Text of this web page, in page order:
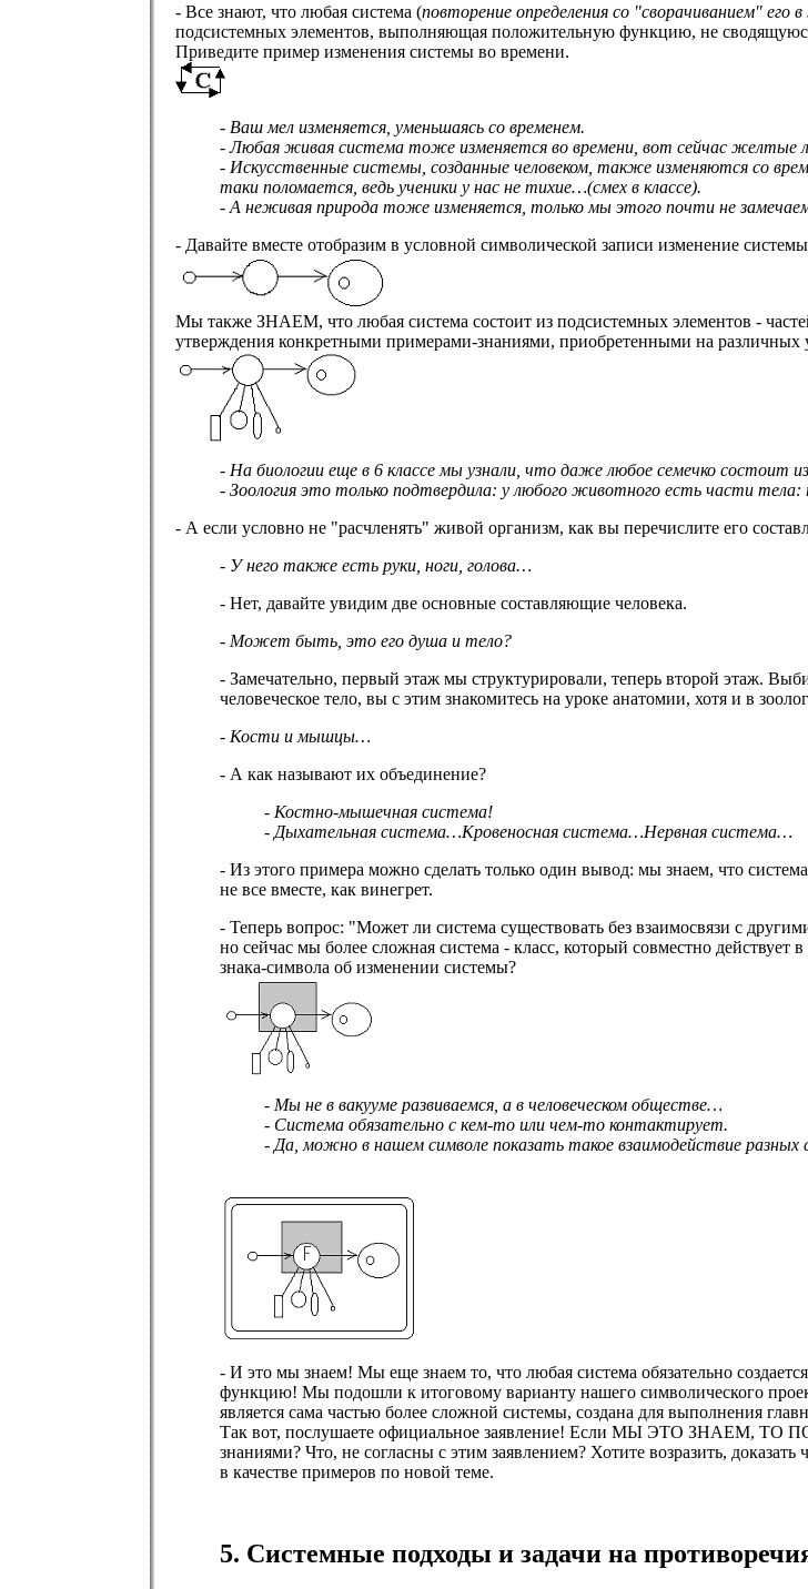
- Все знают, что любая система (повторение определения со "сворачиванием" его в
подсистемных элементов, выполняющая положительную функцию, не
Приведите пример изменения системы во времени.
- Ваш мел изменяется, уменьшаясь со временем.
- Любая живая система тоже изменяется во времени, вот сейчас желтые
- Искусственные системы, созданные человеком, также изменяются со
таки поломается, ведь ученики у нас не тихие…(смех в классе).
- А неживая природа тоже изменяется, только мы этого почти не
- Давайте вместе отобразим в условной символической записи изменение
Мы также ЗНАЕМ, что любая система состоит из подсистемных элементов -
утверждения конкретными примерами-знаниями, приобретенными на различных
- На биологии еще в 6 классе мы узнали, что даже любое семечко состоит
- Зоология это только подтвердила: у любого животного есть части
- А если условно не "расчленять" живой организм, как вы перечислите его
- У него также есть руки, ноги, голова…
- Нет, давайте увидим две основные составляющие человека.
- Может быть, это его душа и тело?
- Замечательно, первый этаж мы структурировали, теперь второй этаж.
человеческое тело, вы с этим знакомитесь на уроке анатомии, хотя и в
- Кости и мышцы…
- А как называют их объединение?
- Костно-мышечная система!
- Дыхательная система…Кровеносная система…Нервная система…
- Из этого примера можно сделать только один вывод: мы знаем, что
не все вместе, как винегрет.
- Теперь вопрос: "Может ли система существовать без взаимосвязи с
но сейчас мы более сложная система - класс, который совместно
знака-символа об изменении системы?
- Мы не в вакууме развиваемся, а в человеческом обществе…
- Система обязательно с кем-то или чем-то контактирует.
- Да, можно в нашем символе показать такое взаимодействие разных
- И это мы знаем! Мы еще знаем то, что любая система обязательно
функцию! Мы подошли к итоговому варианту нашего символического
является сама частью более сложной системы, создана для выполнения
Так вот, послушаете официальное заявление! Если МЫ ЭТО ЗНАЕМ,
знаниями? Что, не согласны с этим заявлением? Хотите возразить,
в качестве примеров по новой теме.
5. Системные подходы и задачи на